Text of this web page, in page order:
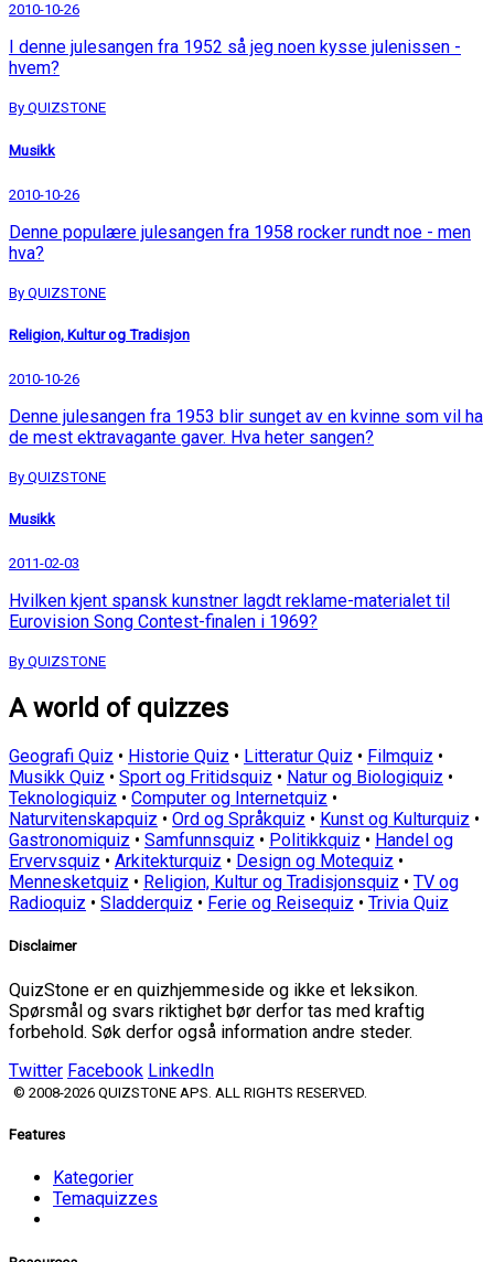
2010-10-26
I denne julesangen fra 1952 så jeg noen kysse julenissen -
hvem?
By QUIZSTONE
Musikk
2010-10-26
Denne populære julesangen fra 1958 rocker rundt noe - men
hva?
By QUIZSTONE
Religion, Kultur og Tradisjon
2010-10-26
Denne julesangen fra 1953 blir sunget av en kvinne som vil ha
de mest ektravagante gaver. Hva heter sangen?
By QUIZSTONE
Musikk
2011-02-03
Hvilken kjent spansk kunstner lagdt reklame-materialet til
Eurovision Song Contest-finalen i 1969?
By QUIZSTONE
A world of quizzes
Geografi Quiz • Historie Quiz • Litteratur Quiz • Filmquiz •
Musikk Quiz • Sport og Fritidsquiz • Natur og Biologiquiz •
Teknologiquiz • Computer og Internetquiz •
Naturvitenskapquiz • Ord og Språkquiz • Kunst og Kulturquiz •
Gastronomiquiz • Samfunnsquiz • Politikkquiz • Handel og
Ervervsquiz • Arkitekturquiz • Design og Motequiz •
Mennesketquiz • Religion, Kultur og Tradisjonsquiz • TV og
Radioquiz • Sladderquiz • Ferie og Reisequiz • Trivia Quiz
Disclaimer
QuizStone er en quizhjemmeside og ikke et leksikon.
Spørsmål og svars riktighet bør derfor tas med kraftig
forbehold. Søk derfor også information andre steder.
Twitter Facebook LinkedIn
© 2008-2026 QUIZSTONE APS. ALL RIGHTS RESERVED.
Features
Kategorier
Temaquizzes